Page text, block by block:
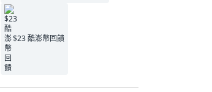
$23 酷澎幣回饋